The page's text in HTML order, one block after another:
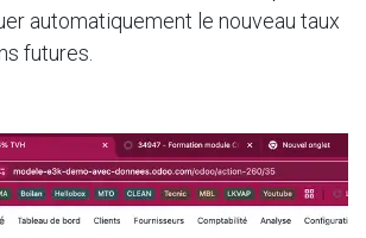
automatiquement le nouveau taux
futures.